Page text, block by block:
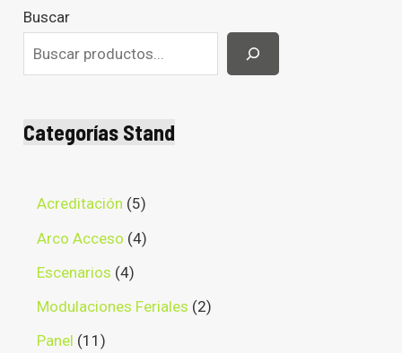
Buscar
Categorías Stand
Acreditación 5
Arco Acceso 4
Escenarios 4
Modulaciones Feriales 2
Panel 11